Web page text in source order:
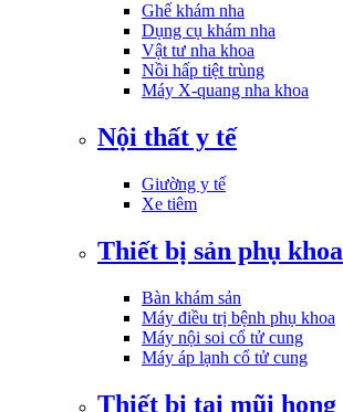
Ghế khám nha
Dụng cụ khám nha
Vật tư nha khoa
Nồi hấp tiệt trùng
Máy X-quang nha khoa
Nội thất y tế
Giường y tế
Xe tiêm
Thiết bị sản phụ khoa
Bàn khám sản
Máy điều trị bệnh phụ khoa
Máy nội soi cổ tử cung
Máy áp lạnh cổ tử cung
Thiết bị tai mũi họng